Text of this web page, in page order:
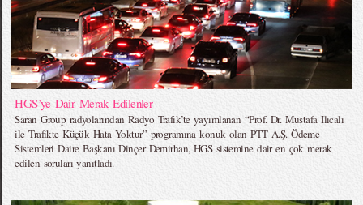
HGS’ye Dair Merak Edilenler
Saran Group radyolarından Radyo Trafik’te yayımlanan “Prof. Dr. Mustafa Ilıcalı
ile Trafikte Küçük Hata Yoktur” programına konuk olan PTT A.Ş. Ödeme
Sistemleri Daire Başkanı Dinçer Demirhan, HGS sistemine dair en çok merak
edilen soruları yanıtladı.